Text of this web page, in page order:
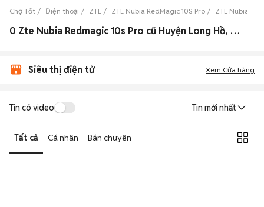
Chợ Tốt Điện thoại ZTE ZTE Nubia RedMagic 10S Pro ZTE Nubia
0 Zte Nubia Redmagic 10s Pro cũ Huyện Long Hồ, Vĩnh Long đẹp
Siêu thị điện tử Xem Cửa hàng
Tin có video Tin mới nhất
Tất cả Cá nhân Bán chuyên